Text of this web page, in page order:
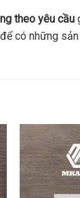
theo yêu cầu
có những